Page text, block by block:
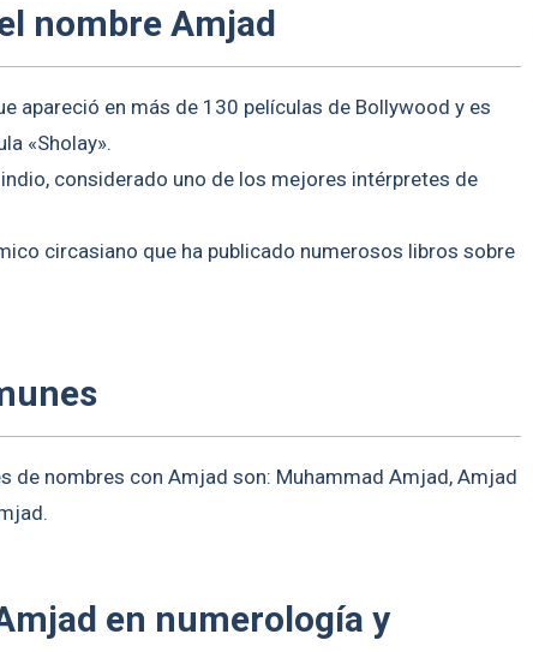
nombre Amjad
apareció en más de 130 películas de Bollywood y es
«Sholay».
considerado uno de los mejores intérpretes de
circasiano que ha publicado numerosos libros sobre
de nombres con Amjad son: Muhammad Amjad, Amjad
en numerología y